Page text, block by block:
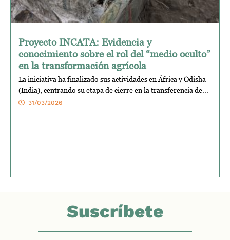
Proyecto INCATA: Evidencia y
conocimiento sobre el rol del “medio oculto”
en la transformación agrícola
La iniciativa ha finalizado sus actividades en África y Odisha
(India), centrando su etapa de cierre en la transferencia de...
31/03/2026
Suscríbete